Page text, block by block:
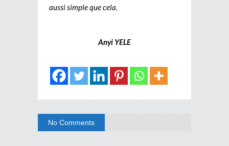
aussi simple que cela.
Anyi YELE
No Comments